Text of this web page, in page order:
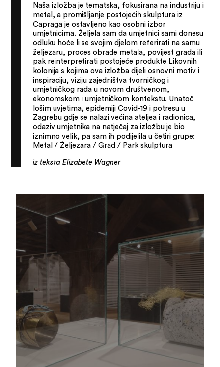
Naša izložba je tematska, fokusirana na industriju i
metal, a promišljanje postojećih skulptura iz
Capraga je ostavljeno kao osobni izbor
umjetnicima. Željela sam da umjetnici sami donesu
odluku hoće li se svojim djelom referirati na samu
željezaru, proces obrade metala, povijest grada ili
pak reinterpretirati postojeće produkte Likovnih
kolonija s kojima ova izložba dijeli osnovni motiv i
inspiraciju, viziju zajedništva tvorničkog i
umjetničkog rada u novom društvenom,
ekonomskom i umjetničkom kontekstu. Unatoč
lošim uvjetima, epidemiji Covid-19 i potresu u
Zagrebu gdje se nalazi većina ateljea i radionica,
odaziv umjetnika na natječaj za izložbu je bio
iznimno velik, pa sam ih podijelila u četiri grupe:
Metal / Željezara / Grad / Park skulptura
iz teksta Elizabete Wagner